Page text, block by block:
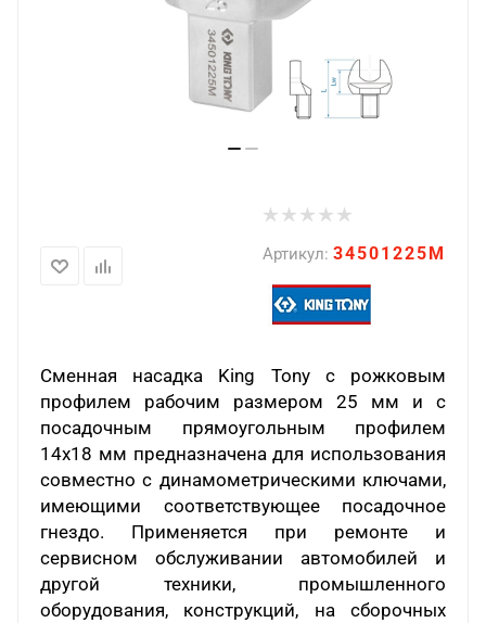
Артикул: 34501225M
Сменная насадка King Tony с рожковым
профилем рабочим размером 25 мм и с
посадочным прямоугольным профилем
14х18 мм предназначена для использования
совместно с динамометрическими ключами,
имеющими соответствующее посадочное
гнездо. Применяется при ремонте и
сервисном обслуживании автомобилей и
другой техники, промышленного
оборудования, конструкций, на сборочных